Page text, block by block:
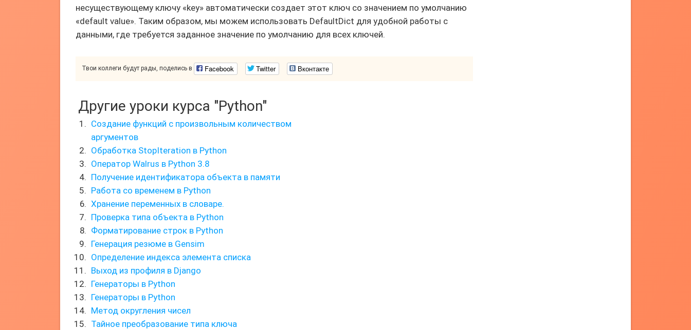
несуществующему ключу «key» автоматически создает этот ключ со значением по умолчанию
«default value». Таким образом, мы можем использовать DefaultDict для удобной работы с
данными, где требуется заданное значение по умолчанию для всех ключей.
Твои коллеги будут рады, поделись в Facebook Twitter Вконтакте
Другие уроки курса "Python"
Создание функций с произвольным количеством
аргументов
Обработка StopIteration в Python
Оператор Walrus в Python 3.8
Получение идентификатора объекта в памяти
Работа со временем в Python
Хранение переменных в словаре.
Проверка типа объекта в Python
Форматирование строк в Python
Генерация резюме в Gensim
Определение индекса элемента списка
Выход из профиля в Django
Генераторы в Python
Генераторы в Python
Метод округления чисел
Тайное преобразование типа ключа